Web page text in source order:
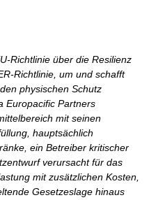
Richtlinie über die Resilienz
Richtlinie, um und schafft
physischen Schutz
Europacific Partners
mit seinen
hauptsächlich
ein Betreiber kritischer
verursacht für das
mit zusätzlichen Kosten,
Gesetzeslage hinaus